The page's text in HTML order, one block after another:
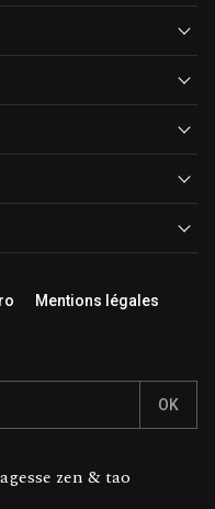
Mentions légales
zen & tao